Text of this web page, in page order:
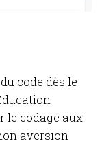
code dès le
le codage aux
aversion